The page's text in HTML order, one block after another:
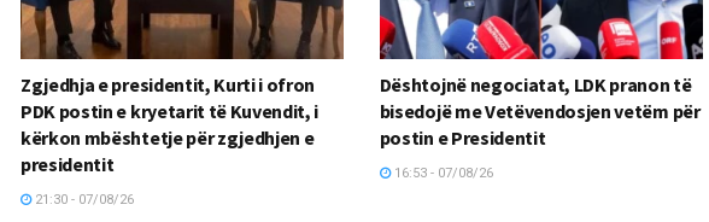
Zgjedhja e presidentit, Kurti i ofron
PDK postin e kryetarit të Kuvendit, i
kërkon mbështetje për zgjedhjen e
presidentit
21:30 - 07/08/26
Dështojnë negociatat, LDK pranon të
bisedojë me Vetëvendosjen vetëm për
postin e Presidentit
16:53 - 07/08/26